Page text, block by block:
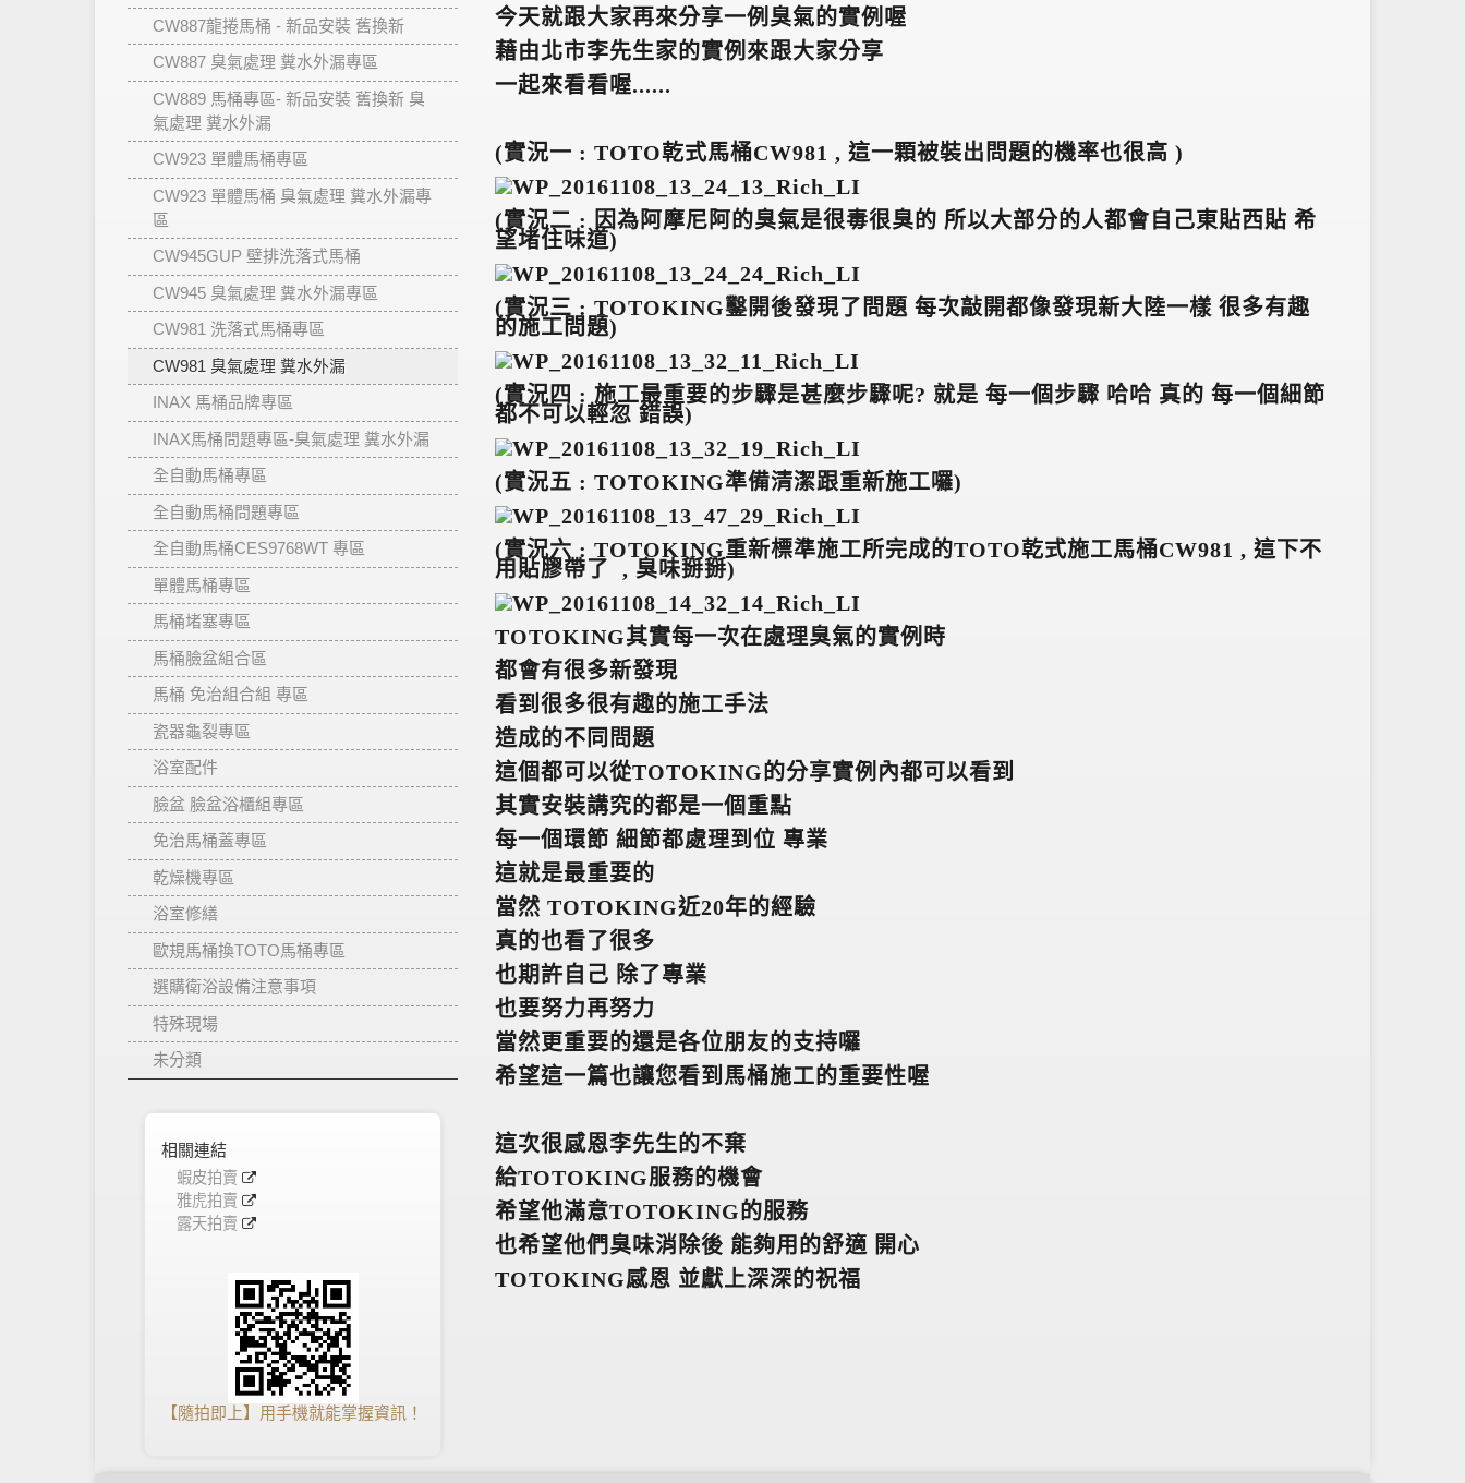
CW887龍捲馬桶 - 新品安裝 舊換新
CW887 臭氣處理 糞水外漏專區
CW889 馬桶專區- 新品安裝 舊換新 臭
氣處理 糞水外漏
CW923 單體馬桶專區
CW923 單體馬桶 臭氣處理 糞水外漏專
區
CW945GUP 壁排洗落式馬桶
CW945 臭氣處理 糞水外漏專區
CW981 洗落式馬桶專區
CW981 臭氣處理 糞水外漏
INAX 馬桶品牌專區
INAX馬桶問題專區-臭氣處理 糞水外漏
全自動馬桶專區
全自動馬桶問題專區
全自動馬桶CES9768WT 專區
單體馬桶專區
馬桶堵塞專區
馬桶臉盆組合區
馬桶 免治組合組 專區
瓷器龜裂專區
浴室配件
臉盆 臉盆浴櫃組專區
免治馬桶蓋專區
乾燥機專區
浴室修繕
歐規馬桶換TOTO馬桶專區
選購衛浴設備注意事項
特殊現場
未分類
相關連結
蝦皮拍賣
雅虎拍賣
露天拍賣
【隨拍即上】用手機就能掌握資訊！
今天就跟大家再來分享一例臭氣的實例喔
藉由北市李先生家的實例來跟大家分享
一起來看看喔......
(實況一 : TOTO乾式馬桶CW981 , 這一顆被裝出問題的機率也很高 )
(實況二 : 因為阿摩尼阿的臭氣是很毒很臭的 所以大部分的人都會自己東貼西貼 希
望堵住味道)
(實況三 : TOTOKING鑿開後發現了問題 每次敲開都像發現新大陸一樣 很多有趣
的施工問題)
(實況四 : 施工最重要的步驟是甚麼步驟呢? 就是 每一個步驟 哈哈 真的 每一個細節
都不可以輕忽 錯誤)
(實況五 : TOTOKING準備清潔跟重新施工囉)
(實況六 : TOTOKING重新標準施工所完成的TOTO乾式施工馬桶CW981 , 這下不
用貼膠帶了 , 臭味掰掰)
TOTOKING其實每一次在處理臭氣的實例時
都會有很多新發現
看到很多很有趣的施工手法
造成的不同問題
這個都可以從TOTOKING的分享實例內都可以看到
其實安裝講究的都是一個重點
每一個環節 細節都處理到位 專業
這就是最重要的
當然 TOTOKING近20年的經驗
真的也看了很多
也期許自己 除了專業
也要努力再努力
當然更重要的還是各位朋友的支持囉
希望這一篇也讓您看到馬桶施工的重要性喔
這次很感恩李先生的不棄
給TOTOKING服務的機會
希望他滿意TOTOKING的服務
也希望他們臭味消除後 能夠用的舒適 開心
TOTOKING感恩 並獻上深深的祝福